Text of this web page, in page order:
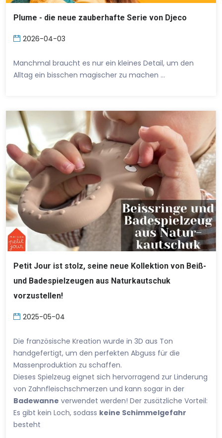
Plume - die neue zauberhafte Serie von Djeco
2026-04-03
Manchmal braucht es nur ein kleines Detail, um den
Alltag ein bisschen magischer zu machen …
Petit Jour ist stolz, seine neue Kollektion von Beiß-
und Badespielzeugen aus Naturkautschuk
vorzustellen!
2025-05-04
Die französische Kreation wurde in 3D aus Ton
handgefertigt, um den perfekten Abguss für die
Massenproduktion zu schaffen.
Dieses Spielzeug eignet sich hervorragend zur Linderung
von Zahnfleischschmerzen und kann sogar in der
Badewanne verwendet werden! Der zusätzliche Vorteil:
Es gibt kein Loch, sodass keine Schimmelgefahr
besteht